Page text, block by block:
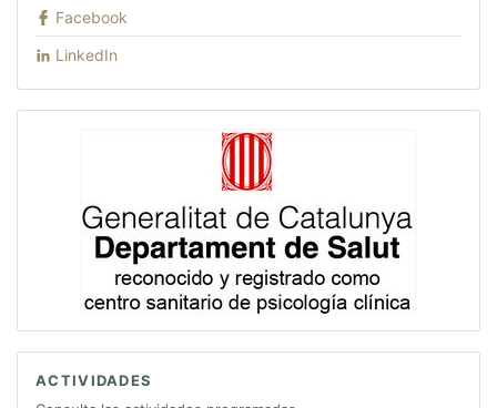
Facebook
LinkedIn
ACTIVIDADES